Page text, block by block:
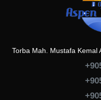
Torba Mah. Mustafa Kemal